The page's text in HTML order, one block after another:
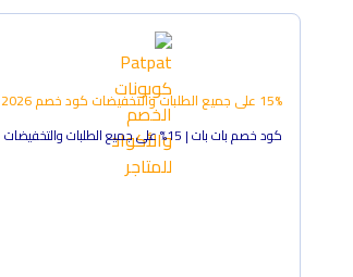
15% على جميع الطلبات والتخفيضات كود خصم2026
كود خصم بات بات | 15% على جميع الطلبات والتخفيضات